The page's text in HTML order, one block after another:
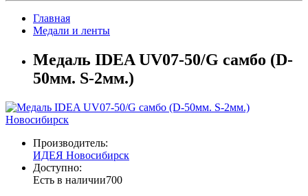
Главная
Медали и ленты
Медаль IDEA UV07-50/G самбо (D-
50мм. S-2мм.)
Новосибирск
Производитель:
ИДЕЯ Новосибирск
Доступно:
Есть в наличии700